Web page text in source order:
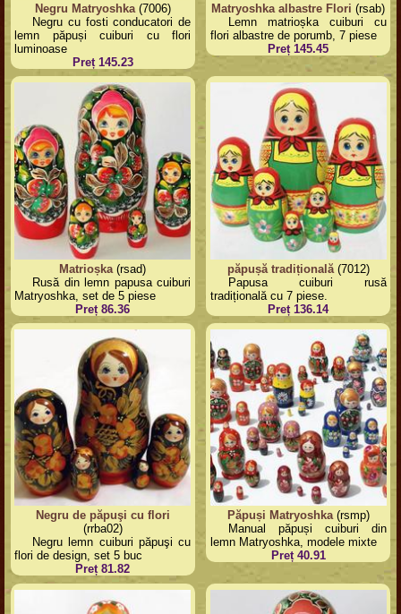
Negru Matryoshka(7006)
Negru cu fosti conducatori de
lemn păpuși cuiburi cu flori
luminoase
Preț 145.23
Matryoshka albastre Flori (rsab)
Lemn matrioșka cuiburi cu
flori albastre de porumb, 7 piese
Preț 145.45
Matrioșka (rsad)
Rusă din lemn papusa cuiburi
Matryoshka, set de 5 piese
Preț 86.36
păpușă tradițională(7012)
Papusa cuiburi rusă
tradițională cu 7 piese.
Preț 136.14
Negru de păpuşi cu flori
(rrba02)
Negru lemn cuiburi păpuşi cu
flori de design, set 5 buc
Preț 81.82
Păpuși Matryoshka(rsmp)
Manual păpuși cuiburi din
lemn Matryoshka, modele mixte
Preț 40.91